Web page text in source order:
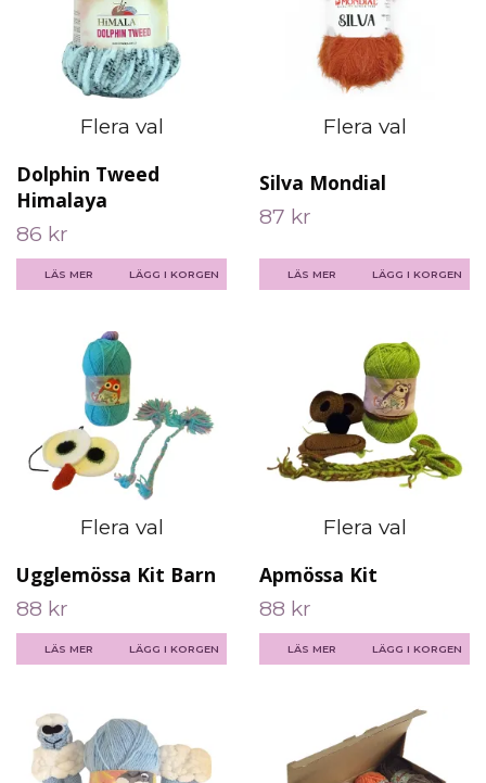
Flera val
Dolphin Tweed
Himalaya
86 kr
LÄS MER LÄGG I KORGEN
Flera val
Silva Mondial
87 kr
LÄS MER LÄGG I KORGEN
Flera val
Ugglemössa Kit Barn
88 kr
LÄS MER LÄGG I KORGEN
Flera val
Apmössa Kit
88 kr
LÄS MER LÄGG I KORGEN